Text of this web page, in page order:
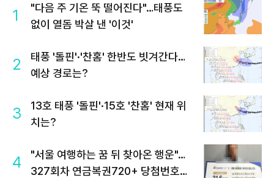
1
"다음 주 기온 뚝 떨어진다"…태풍도
없이 열돔 박살 낸 '이것'
2
태풍 '돌핀'·'찬홈' 한반도 빗겨간다…
예상 경로는?
3
13호 태풍 '돌핀'·15호 '찬홈' 현재 위
치는?
4
"서울 여행하는 꿈 뒤 찾아온 행운"…
327회차 연금복권720+ 당첨번호조